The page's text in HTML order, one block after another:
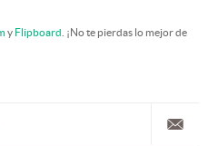
y Flipboard . ¡No te pierdas lo mejor de